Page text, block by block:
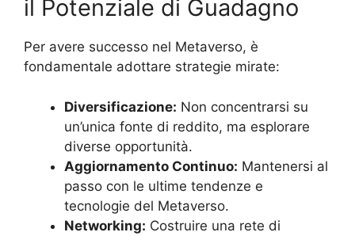
il Potenziale di Guadagno
Per avere successo nel Metaverso, è
fondamentale adottare strategie mirate:
Diversificazione: Non concentrarsi su
un’unica fonte di reddito, ma esplorare
diverse opportunità.
Aggiornamento Continuo: Mantenersi al
passo con le ultime tendenze e
tecnologie del Metaverso.
Networking: Costruire una rete di